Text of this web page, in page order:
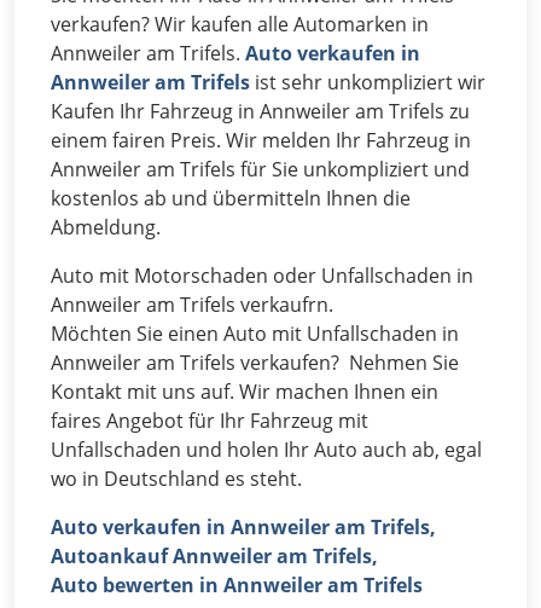
verkaufen? Wir kaufen alle Automarken in
Annweiler am Trifels. Auto verkaufen in
Annweiler am Trifels ist sehr unkompliziert wir
Kaufen Ihr Fahrzeug in Annweiler am Trifels zu
einem fairen Preis. Wir melden Ihr Fahrzeug in
Annweiler am Trifels für Sie unkompliziert und
kostenlos ab und übermitteln Ihnen die
Abmeldung.
Auto mit Motorschaden oder Unfallschaden in
Annweiler am Trifels verkaufrn.
Möchten Sie einen Auto mit Unfallschaden in
Annweiler am Trifels verkaufen? Nehmen Sie
Kontakt mit uns auf. Wir machen Ihnen ein
faires Angebot für Ihr Fahrzeug mit
Unfallschaden und holen Ihr Auto auch ab, egal
wo in Deutschland es steht.
Auto verkaufen in Annweiler am Trifels,
Autoankauf Annweiler am Trifels,
Auto bewerten in Annweiler am Trifels